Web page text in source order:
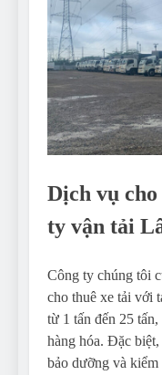
Dịch vụ
ty vận tải
Công ty chúng tôi
cho thuê xe tải với
từ 1 tấn đến 25
hàng hóa. Đặc
bảo dưỡng và kiểm